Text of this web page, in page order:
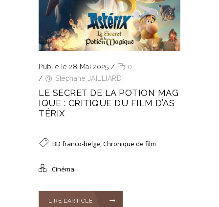
Publié le 28 Mai 2025 /
0
/
Stéphane JAILLIARD
LE SECRET DE LA POTION MAG
IQUE : CRITIQUE DU FILM D’AS
TÉRIX
BD franco-belge,Chronique de film
Cinéma
LIRE L’ARTICLE